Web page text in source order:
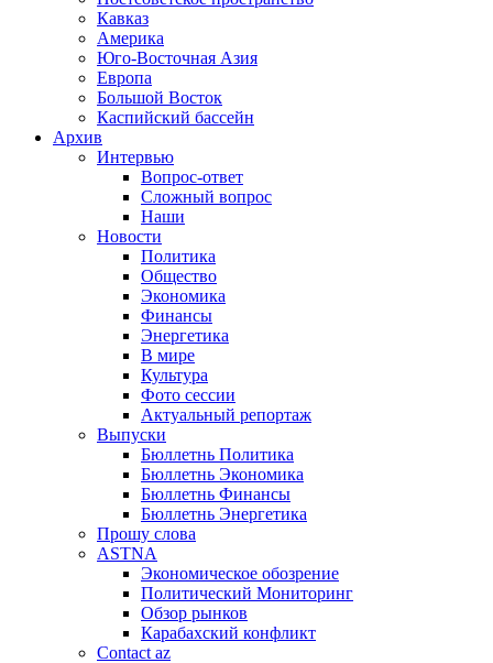
Кавказ
Америка
Юго-Восточная Азия
Европа
Большой Восток
Каспийский бассейн
Архив
Интервью
Вопрос-ответ
Сложный вопрос
Наши
Новости
Политика
Общество
Экономика
Финансы
Энергетика
В мире
Культура
Фото сессии
Актуальный репортаж
Выпуски
Бюллетнь Политика
Бюллетнь Экономика
Бюллетнь Финансы
Бюллетнь Энергетика
Прошу слова
ASTNA
Экономическое обозрение
Политический Мониторинг
Обзор рынков
Карабахский конфликт
Contact az